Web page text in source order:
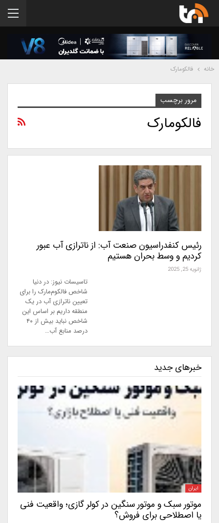
خانه فالکومارک
مرور برچسب
فالکومارک
رئیس کنفدراسیون صنعت آب: از ناترازی آب عبور
کردیم و وسط بحران هستیم
ژانویه 25, 2025
تاسیسات نیوز: در دنیا
شاخص فالکوم‌مارک را برای
تعیین ناترازی آب در یک
منطقه داریم بر اساس این
شاخص نباید بیش از ۴۰
درصد منابع آب…
خبرهای جدید
ایران
موتور سبک و موتور سنگین در کولر گازی؛ واقعیت فنی
یا اصطلاحی برای فروش؟